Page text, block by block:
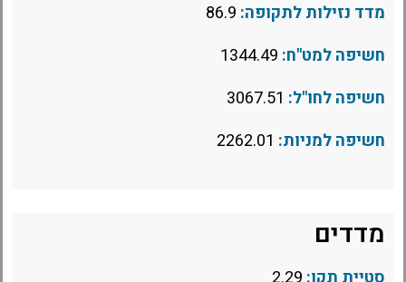
מדד נזילות לתקופה:
חשיפה למט"ח:
חשיפה לחו"ל:
חשיפה למניות:
מדדים